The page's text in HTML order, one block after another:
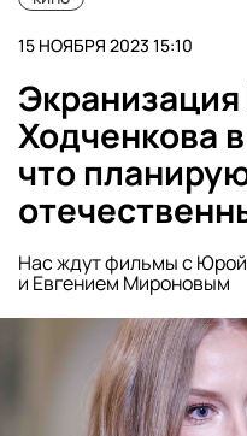
15 НОЯБРЯ 2023 15:10
Ходченкова
что
Нас ждут фильмы с
и Евгением Мироновым